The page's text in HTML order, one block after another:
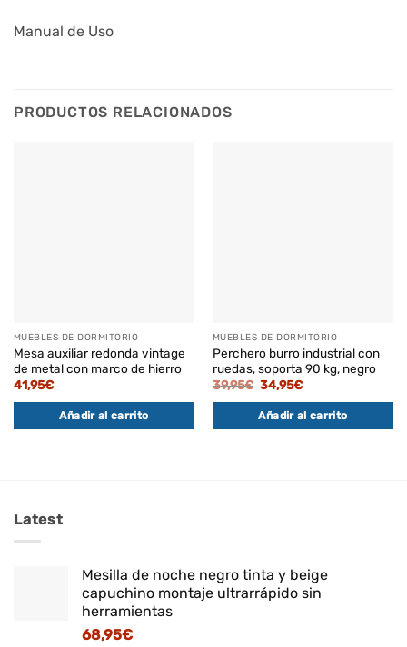
Manual de Uso
PRODUCTOS RELACIONADOS
MUEBLES DE DORMITORIO
Mesa auxiliar redonda vintage
de metal con marco de hierro
41,95€
Añadir al carrito
MUEBLES DE DORMITORIO
Perchero burro industrial con
ruedas, soporta 90 kg, negro
39,95€ El
original
era:
39,95€.
34,95€El
actual
es:
34,95€.
Añadir al carrito
Latest
Mesilla de noche negro tinta y beige
capuchino montaje ultrarrápido sin
herramientas
68,95€